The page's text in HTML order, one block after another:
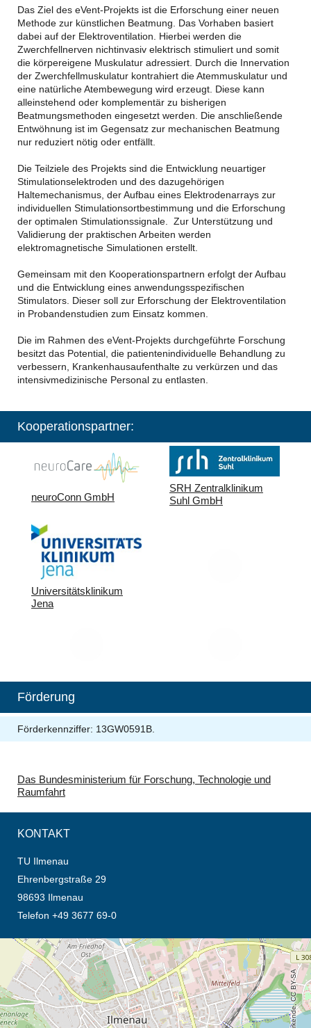
Das Ziel des eVent-Projekts ist die Erforschung einer neuen
Methode zur künstlichen Beatmung. Das Vorhaben basiert
dabei auf der Elektroventilation. Hierbei werden die
Zwerchfellnerven nichtinvasiv elektrisch stimuliert und somit
die körpereigene Muskulatur adressiert. Durch die Innervation
der Zwerchfellmuskulatur kontrahiert die Atemmuskulatur und
eine natürliche Atembewegung wird erzeugt. Diese kann
alleinstehend oder komplementär zu bisherigen
Beatmungsmethoden eingesetzt werden. Die anschließende
Entwöhnung ist im Gegensatz zur mechanischen Beatmung
nur reduziert nötig oder entfällt.
Die Teilziele des Projekts sind die Entwicklung neuartiger
Stimulationselektroden und des dazugehörigen
Haltemechanismus, der Aufbau eines Elektrodenarrays zur
individuellen Stimulationsortbestimmung und die Erforschung
der optimalen Stimulationssignale. Zur Unterstützung und
Validierung der praktischen Arbeiten werden
elektromagnetische Simulationen erstellt.
Gemeinsam mit den Kooperationspartnern erfolgt der Aufbau
und die Entwicklung eines anwendungsspezifischen
Stimulators. Dieser soll zur Erforschung der Elektroventilation
in Probandenstudien zum Einsatz kommen.
Die im Rahmen des eVent-Projekts durchgeführte Forschung
besitzt das Potential, die patientenindividuelle Behandlung zu
verbessern, Krankenhausaufenthalte zu verkürzen und das
intensivmedizinische Personal zu entlasten.
Kooperationspartner:
neuroConn GmbH
SRH Zentralklinikum
Suhl GmbH
Universitätsklinikum
Jena
Förderung
Förderkennziffer: 13GW0591B.
Das Bundesministerium für Forschung, Technologie und
Raumfahrt
KONTAKT
TU Ilmenau
Ehrenbergstraße 29
98693 Ilmenau
Telefon +49 3677 69-0
Öffnet die Anfahrtsbeschreibung in neuem Tab (Karte)